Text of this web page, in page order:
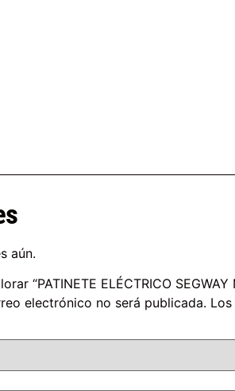
aún.
“PATINETE ELÉCTRICO SEGWAY
electrónico no será publicada.